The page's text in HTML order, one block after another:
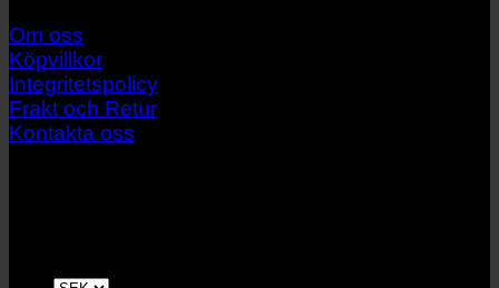
Om oss
Köpvillkor
Integritetspolicy
Frakt och Retur
Kontakta oss